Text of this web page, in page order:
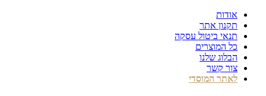
אודות
תקנון אתר
תנאי ביטול עסקה
כל המוצרים
הבלוג שלנו
צור קשר
לאתר המוסדי